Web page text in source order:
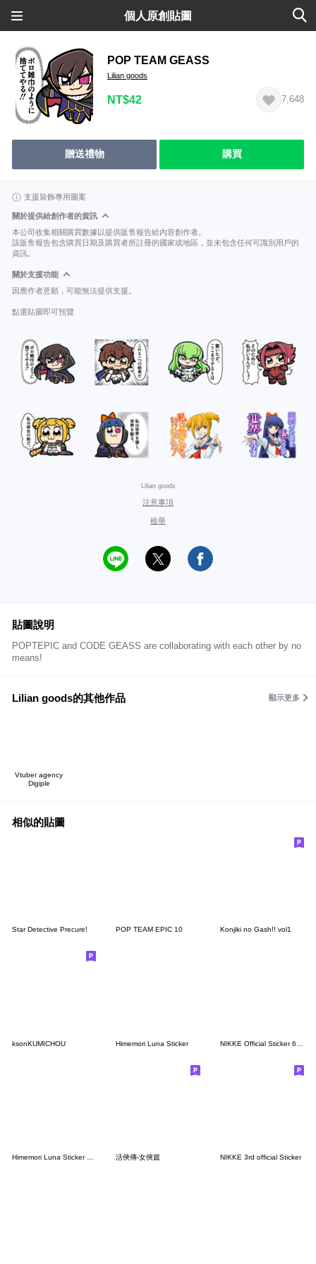
個人原創貼圖
POP TEAM GEASS
Lilian goods
NT$42 7,648
贈送禮物 購買
支援裝飾專用圖案
關於提供給創作者的資訊
本公司收集相關購買數據以提供販售報告給內容創作者。
該販售報告包含購買日期及購買者所註冊的國家或地區，並未包含任何可識別用戶的
資訊。
關於支援功能
因應作者意願，可能無法提供支援。
點選貼圖即可預覽
Lilian goods
注意事項
檢舉
貼圖說明
POPTEPIC and CODE GEASS are collaborating with each other by no
means!
Lilian goods的其他作品 顯示更多
Vtuber agency
Digiple
相似的貼圖
Star Detective Precure! POP TEAM EPIC 10 Konjiki no Gash!! vol1
ksonKUMICHOU Himemori Luna Sticker
活俠傳-女俠篇 NIKKE 3rd official Sticker